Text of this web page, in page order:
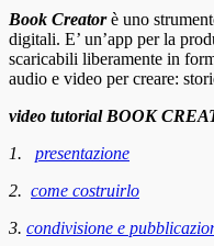
Book Creatorè uno
digitali. E’ un’app per la
scaricabili liberamente in
audio e video per creare:
video tutorial BOOK
1. presentazione
2. come costruirlo
3. condivisione e